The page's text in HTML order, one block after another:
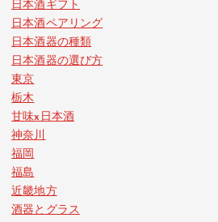
日本酒ギフト
日本酒ペアリング
日本酒器の種類
日本酒器の選び方
東京
栃木
甘味x日本酒
神奈川
福岡
福島
近畿地方
酒器とグラス